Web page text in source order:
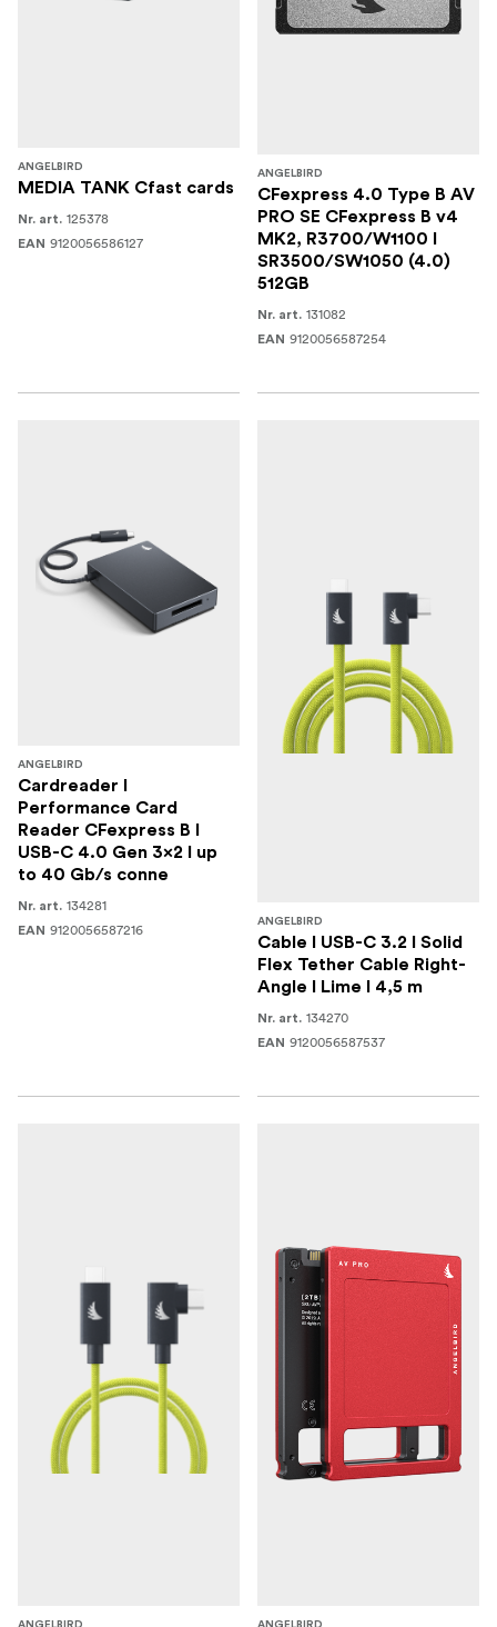
ANGELBIRD
MEDIA TANK Cfast cards
Nr. art. 125378
EAN 9120056586127
ANGELBIRD
CFexpress 4.0 Type B AV
PRO SE CFexpress B v4
MK2, R3700/W1100 I
SR3500/SW1050 (4.0)
512GB
Nr. art. 131082
EAN 9120056587254
ANGELBIRD
Cardreader I
Performance Card
Reader CFexpress B I
USB-C 4.0 Gen 3x2 I up
to 40 Gb/s conne
Nr. art. 134281
EAN 9120056587216 ANGELBIRD
Cable I USB-C 3.2 I Solid
Flex Tether Cable Right-
Angle I Lime I 4,5 m
Nr. art. 134270
EAN 9120056587537
ANGELBIRD ANGELBIRD